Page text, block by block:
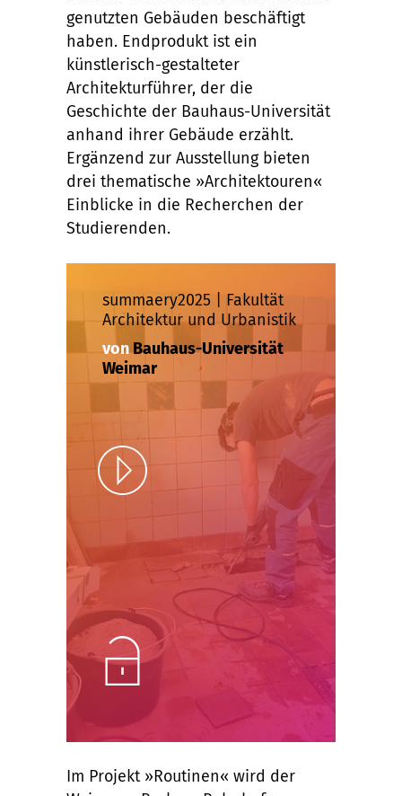
genutzten Gebäuden beschäftigt
haben. Endprodukt ist ein
künstlerisch-gestalteter
Architekturführer, der die
Geschichte der Bauhaus-Universität
anhand ihrer Gebäude erzählt.
Ergänzend zur Ausstellung bieten
drei thematische »Architektouren«
Einblicke in die Recherchen der
Studierenden.
summaery2025 | Fakultät
Architektur und Urbanistik
vonBauhaus-Universität
Weimar
Play
Unlock
Im Projekt »Routinen« wird der